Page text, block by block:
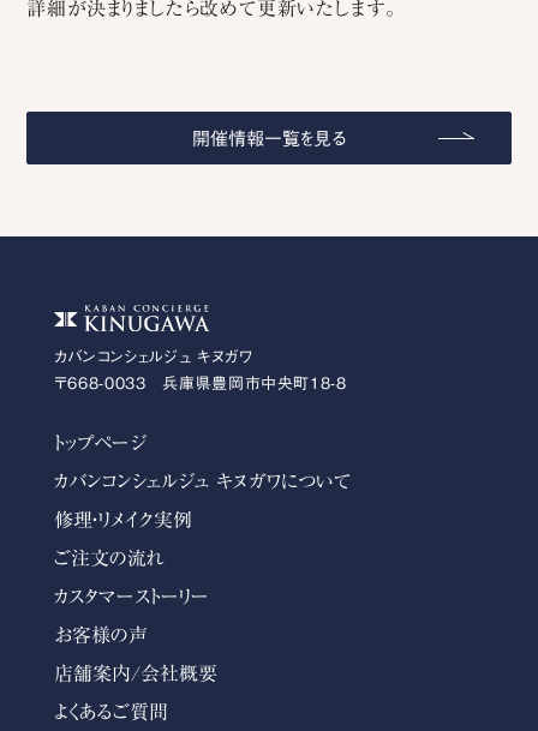
詳細が決まりましたら改めて更新いたします。
開催情報一覧を見る
カバンコンシェルジュ キヌガワ
〒668-0033 兵庫県豊岡市中央町18-8
トップページ
カバンコンシェルジュ キヌガワについて
修理・リメイク実例
ご注文の流れ
カスタマーストーリー
お客様の声
店舗案内/会社概要
よくあるご質問